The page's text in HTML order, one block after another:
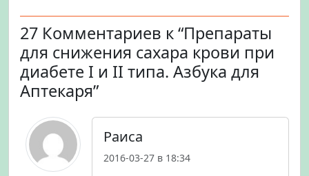
27 Комментариев к “Препараты
для снижения сахара крови при
диабете I и II типа. Азбука для
Аптекаря”
Раиса
2016-03-27 в 18:34